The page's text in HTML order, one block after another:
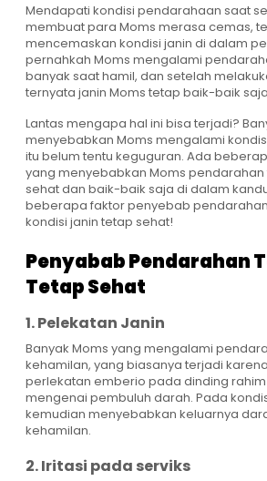
Mendapati kondisi pendarahaan saat
membuat para Moms merasa cemas,
mencemaskan kondisi janin di dalam
pernahkah Moms mengalami
banyak saat hamil, dan setelah
ternyata janin Moms tetap baik-baik
Lantas mengapa hal ini bisa terjadi?
menyebabkan Moms mengalami
itu belum tentu keguguran. Ada
yang menyebabkan Moms
sehat dan baik-baik saja di dalam
beberapa faktor penyebab
kondisi janin tetap sehat!
Penyabab Pendarahan
Tetap Sehat
1. Pelekatan Janin
Banyak Moms yang mengalami
kehamilan, yang biasanya terjadi
perlekatan emberio pada dinding
mengenai pembuluh darah. Pada
kemudian menyebabkan keluarnya
kehamilan.
2. Iritasi pada serviks